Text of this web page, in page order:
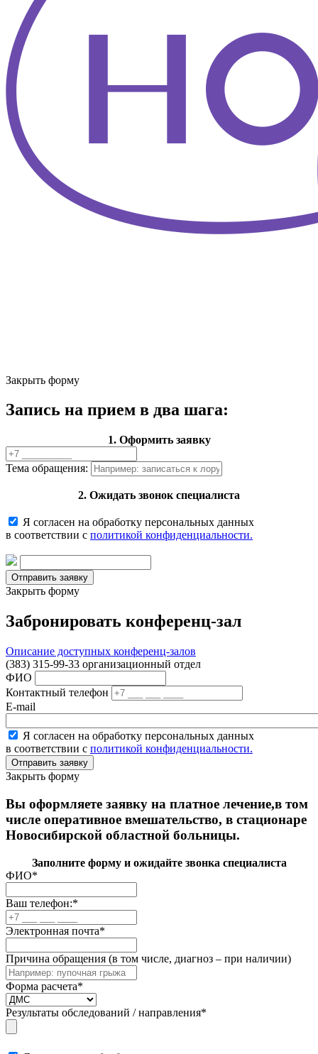
Закрыть форму
Запись на прием в два шага:
1. Оформить заявку
Тема обращения:
2. Ожидать звонок специалиста
Я согласен на обработку персональных данных
в соответствии с политикой конфиденциальности.
Закрыть форму
Забронировать конференц-зал
Описание доступных конференц-залов
(383) 315-99-33 организационный отдел
ФИО
Контактный телефон
E-mail
Я согласен на обработку персональных данных
в соответствии с политикой конфиденциальности.
Закрыть форму
Вы оформляете заявку на платное лечение,в том
числе оперативное вмешательство, в стационаре
Новосибирской областной больницы.
Заполните форму и ожидайте звонка специалиста
ФИО*
Ваш телефон:*
Электронная почта*
Причина обращения (в том числе, диагноз – при наличии)
Форма расчета*
Результаты обследований / направления*